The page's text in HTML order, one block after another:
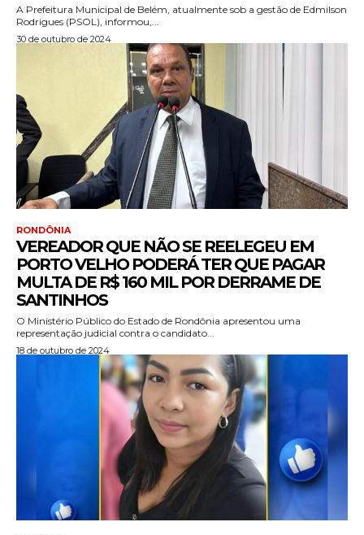
A Prefeitura Municipal de Belém, atualmente sob a gestão de Edmilson
Rodrigues (PSOL), informou,...
30 de outubro de 2024
RONDÔNIA
VEREADOR QUE NÃO SE REELEGEU EM
PORTO VELHO PODERÁ TER QUE PAGAR
MULTA DE R$ 160 MIL POR DERRAME DE
SANTINHOS
O Ministério Público do Estado de Rondônia apresentou uma
representação judicial contra o candidato...
18 de outubro de 2024